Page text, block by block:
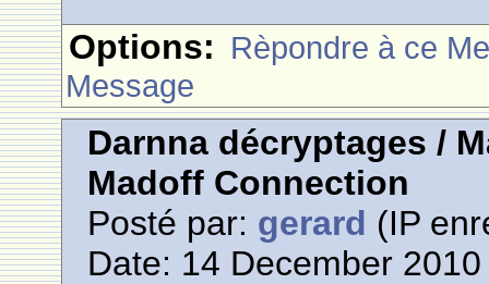
Options: Rèpondre à ce
Message
Darnna décryptages /
Madoff Connection
Posté par: gerard (IP
Date: 14 December